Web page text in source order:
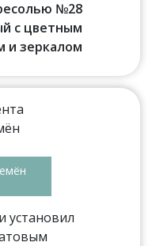
№28
с цветным
и зеркалом
установил